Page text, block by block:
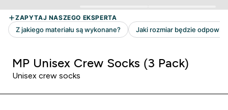
MP Unisex Crew Socks (3 Pack)
Unisex crew socks